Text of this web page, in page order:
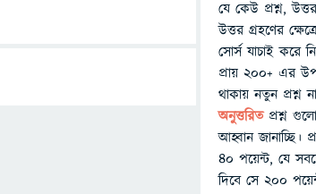
যে কেউ প্রশ্ন,
উত্তর গ্রহণের
সোর্স যাচাই করে
প্রায় ২০০+ এর
থাকায় নতুন প্রশ্ন
অনুত্তরিত প্রশ্ন
আহ্বান জানাচ্ছি।
৪০ পয়েন্ট, যে
দিবে সে ২০০